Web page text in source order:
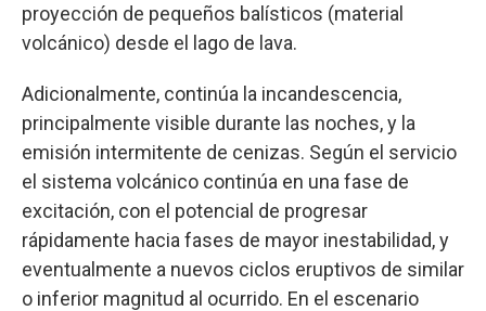
proyección de pequeños balísticos (material
volcánico) desde el lago de lava.
Adicionalmente, continúa la incandescencia,
principalmente visible durante las noches, y la
emisión intermitente de cenizas. Según el servicio
el sistema volcánico continúa en una fase de
excitación, con el potencial de progresar
rápidamente hacia fases de mayor inestabilidad, y
eventualmente a nuevos ciclos eruptivos de similar
o inferior magnitud al ocurrido. En el escenario